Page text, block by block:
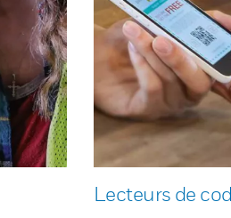
Lecteurs de